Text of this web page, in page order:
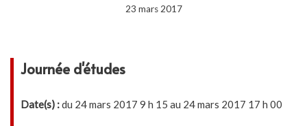
23 mars 2017
Journée d'études
Date(s) :du 24 mars 2017 9 h 15 au 24 mars 2017 17 h 00